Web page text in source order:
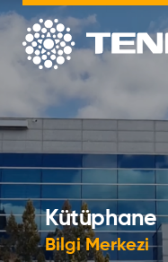
Kütüphane
Bilgi Merkezi